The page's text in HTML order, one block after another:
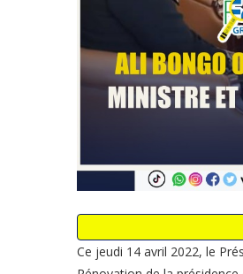
Ce jeudi 14 avril 2022, le